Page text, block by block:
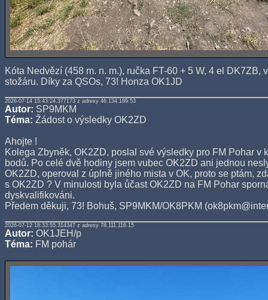
Kóta Nedvězí (458 m. n. m.), ručka FT-60 + 5 W, 4 el DK7ZB,
stožáru. Díky za QSOs, 73! Honza OK1JD
2026-07-14 15:43:24.377173 z adresy 46.134.189.53
Autor: SP9MKM
Téma: Žádost o výsledky OK2ZD
Ahojte !
Kolega Zbyněk, OK2ZD, poslal své výsledky pro FM Pohar v
bodů. Po celé dvě hodiny jsem vubec OK2ZD ani jednou
OK2ZD, operoval z úplně jiného mista v OK, proto se ptám,
s OK2ZD ? V minulosti byla ůčast OK2ZD na FM Pohar
dyskvalifikováni.
Předem děkuji, 73! Bohuš, SP9MKM/OK8PKM
2026-07-12 18:33:55.314347 z adresy 78.111.116.15
Autor: OK1JEH/p
Téma: FM pohár